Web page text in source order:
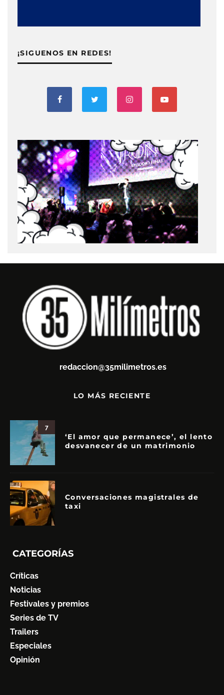
¡SIGUENOS EN REDES!
redaccion@35milimetros.es
LO MÁS RECIENTE
7
‘El amor que permanece’, el lento
desvanecer de un matrimonio
Conversaciones magistrales de
taxi
CATEGORÍAS
Críticas
Noticias
Festivales y premios
Series de TV
Trailers
Especiales
Opinión